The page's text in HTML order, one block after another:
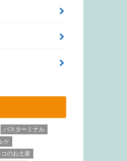
バスターミナル
ケ
コのお土産